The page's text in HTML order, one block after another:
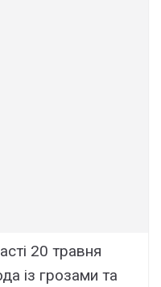
20 травня
із грозами та